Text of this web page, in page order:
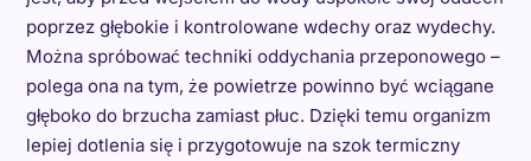
poprzez głębokie i kontrolowane wdechy oraz wydechy.
Można spróbować techniki oddychania przeponowego –
polega ona na tym, że powietrze powinno być wciągane
głęboko do brzucha zamiast płuc. Dzięki temu organizm
lepiej dotlenia się i przygotowuje na szok termiczny